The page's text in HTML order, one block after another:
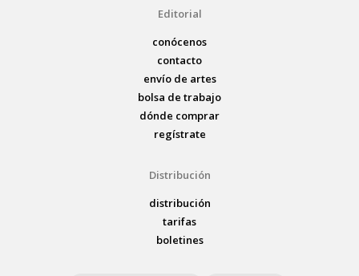
Editorial
conócenos
contacto
envío de artes
bolsa de trabajo
dónde comprar
regístrate
Distribución
distribución
tarifas
boletines